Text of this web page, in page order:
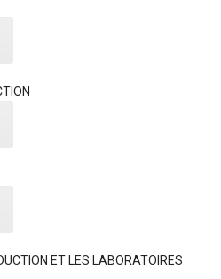
ET LES LABORATOIRES